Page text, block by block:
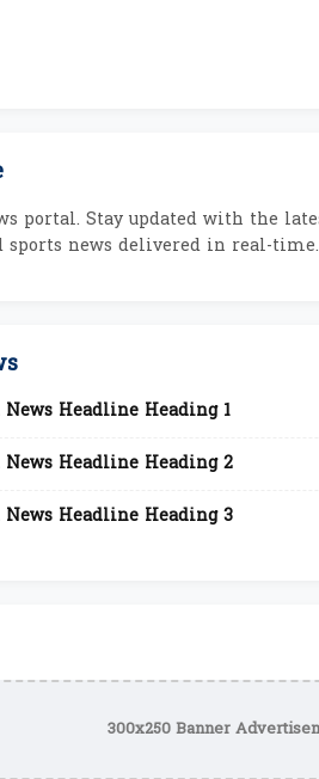
portal. Stay updated with the
news delivered in real-time.
Headline Heading 1
Headline Heading 2
Headline Heading 3
300x250 Banner